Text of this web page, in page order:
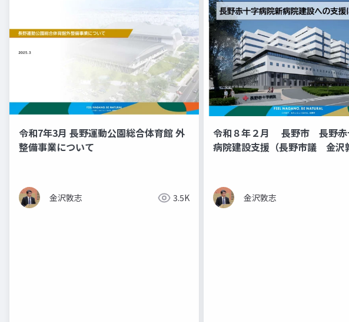
令和7年3月 長野運動公園総合体育館 外
整備事業について
金沢敦志 3.5K
令和８年２月 長野市 長野赤
病院建設支援（長野市議 金沢
金沢敦志